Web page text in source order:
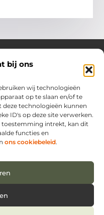
bij ons
wij technologieën
op te slaan en/of te
technologieën kunnen
ID's op deze site verwerken.
intrekt, kan dit
functies en
ons cookiebeleid.
praktische inzichten.
en blogs die je
en ondernemerschap –